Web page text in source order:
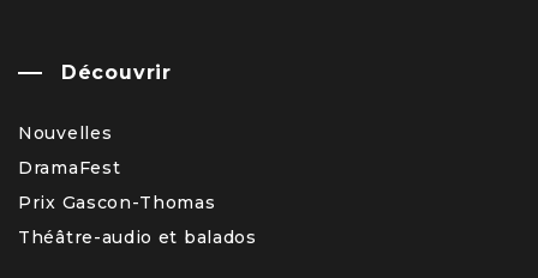
Découvrir
Nouvelles
DramaFest
Prix Gascon-Thomas
Théâtre-audio et balados